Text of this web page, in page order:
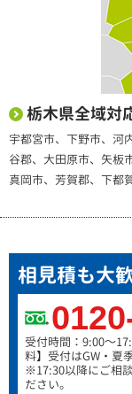
栃木県全域対
宇都宮市、下野市、河
谷郡、大田原市、矢板
真岡市、芳賀郡、下都
相見積も大
受付時間：9:00～
料】受付はGW・夏
※17:30以降にご相
ださい。